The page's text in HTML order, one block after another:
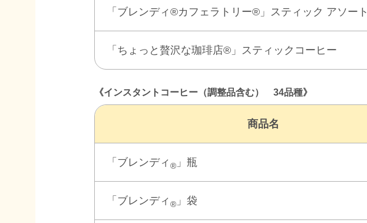
「ブレンディ®カフェラトリー®」スティック アソート
「ちょっと贅沢な珈琲店®」スティックコーヒー
《インスタントコーヒー（調整品含む） 34品種》
商品名
「ブレンディ ® 」瓶
「ブレンディ ® 」袋